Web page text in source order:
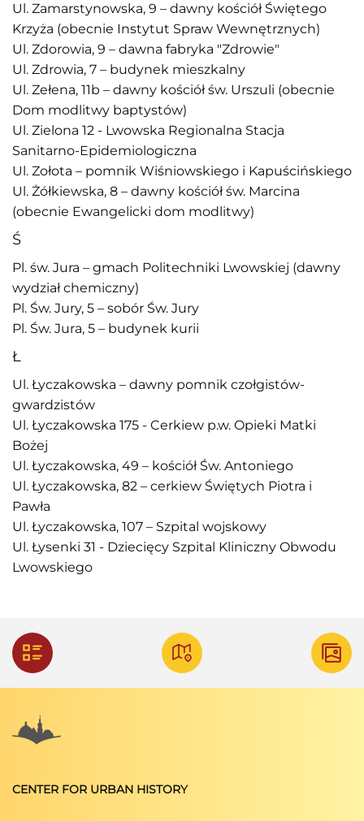
Ul. Zamarstynowska, 9 – dawny kościół Świętego
Krzyża (obecnie Instytut Spraw Wewnętrznych)
Ul. Zdorowia, 9 – dawna fabryka "Zdrowie"
Ul. Zdrowia, 7 – budynek mieszkalny
Ul. Zełena, 11b – dawny kościół św. Urszuli (obecnie
Dom modlitwy baptystów)
Ul. Zielona 12 - Lwowska Regionalna Stacja
Sanitarno-Epidemiologiczna
Ul. Zołota – pomnik Wiśniowskiego i Kapuścińskiego
Ul. Żółkiewska, 8 – dawny kościół św. Marcina
(obecnie Ewangelicki dom modlitwy)
Ś
Pl. św. Jura – gmach Politechniki Lwowskiej (dawny
wydział chemiczny)
Pl. Św. Jury, 5 – sobór Św. Jury
Pl. Św. Jurа, 5 – budynek kurii
Ł
Ul. Łyczakowska – dawny pomnik czołgistów-
gwardzistów
Ul. Łyczakowska 175 - Cerkiew p.w. Opieki Matki
Bożej
Ul. Łyczakowska, 49 – kościół Św. Antoniego
Ul. Łyczakowska, 82 – cerkiew Świętych Piotra i
Pawła
Ul. Łyczakowska, 107 – Szpital wojskowy
Ul. Łysenki 31 - Dziecięcy Szpital Kliniczny Obwodu
Lwowskiego
CENTER FOR URBAN HISTORY